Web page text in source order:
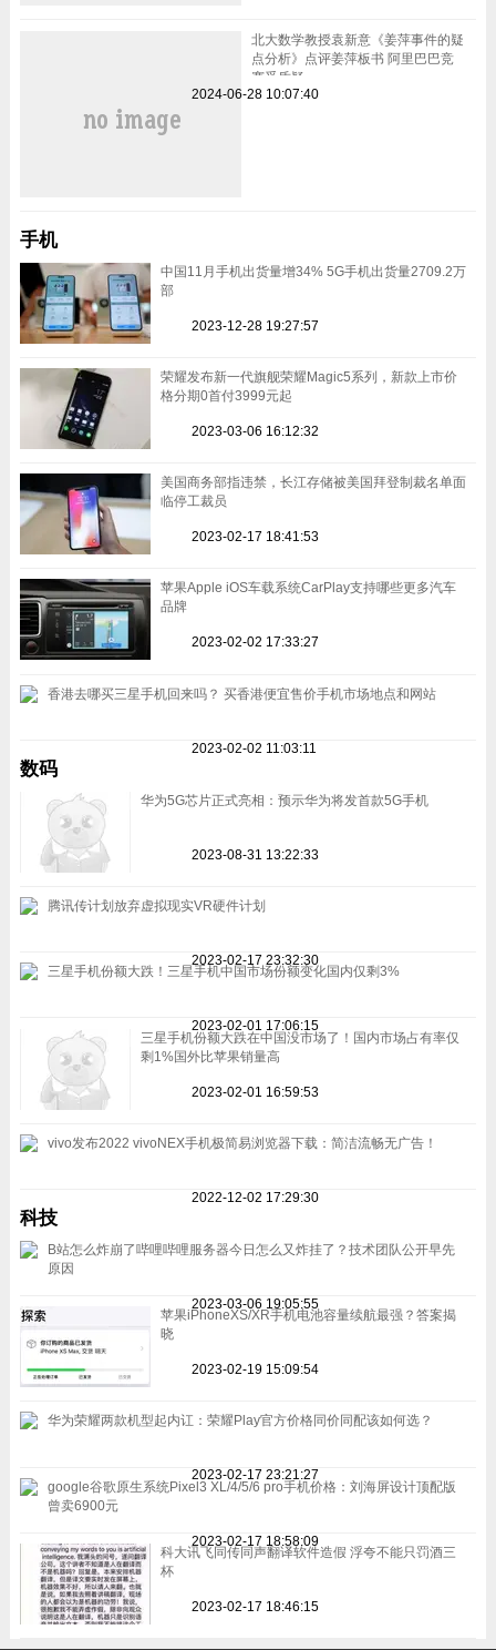
北大数学教授袁新意《姜萍事件的疑
点分析》点评姜萍板书 阿里巴巴竞
赛受质疑
2024-06-28 10:07:40
手机
中国11月手机出货量增34% 5G手机出货量2709.2万
部
2023-12-28 19:27:57
荣耀发布新一代旗舰荣耀Magic5系列，新款上市价
格分期0首付3999元起
2023-03-06 16:12:32
美国商务部指违禁，长江存储被美国拜登制裁名单面
临停工裁员
2023-02-17 18:41:53
苹果Apple iOS车载系统CarPlay支持哪些更多汽车
品牌
2023-02-02 17:33:27
香港去哪买三星手机回来吗？ 买香港便宜售价手机市场地点和网站
2023-02-02 11:03:11
数码
华为5G芯片正式亮相：预示华为将发首款5G手机
2023-08-31 13:22:33
腾讯传计划放弃虚拟现实VR硬件计划
2023-02-17 23:32:30
三星手机份额大跌！三星手机中国市场份额变化国内仅剩3%
2023-02-01 17:06:15
三星手机份额大跌在中国没市场了！国内市场占有率仅
剩1%国外比苹果销量高
2023-02-01 16:59:53
vivo发布2022 vivoNEX手机极简易浏览器下载：简洁流畅无广告！
2022-12-02 17:29:30
科技
B站怎么炸崩了哔哩哔哩服务器今日怎么又炸挂了？技术团队公开早先
原因
2023-03-06 19:05:55
苹果iPhoneXS/XR手机电池容量续航最强？答案揭
晓
2023-02-19 15:09:54
华为荣耀两款机型起内讧：荣耀Play官方价格同价同配该如何选？
2023-02-17 23:21:27
google谷歌原生系统Pixel3 XL/4/5/6 pro手机价格：刘海屏设计顶配版
曾卖6900元
2023-02-17 18:58:09
科大讯飞同传同声翻译软件造假 浮夸不能只罚酒三
杯
2023-02-17 18:46:15